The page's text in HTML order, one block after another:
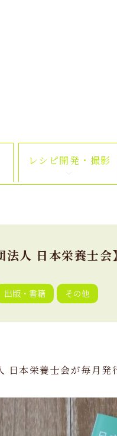
レシピ開発・撮影
法人 日本栄養士
出版・書籍 その他
日本栄養士会が毎月発